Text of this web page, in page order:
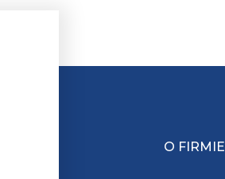
O FIRMIE